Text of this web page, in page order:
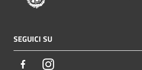
SEGUICI SU
FacebookInstagram